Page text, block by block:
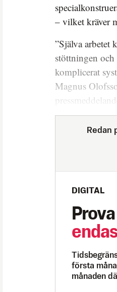
– vilket kräver
”Själva arbetet
stöttningen
komplicerat
Magnus
Redan
DIGITAL
första
månaden